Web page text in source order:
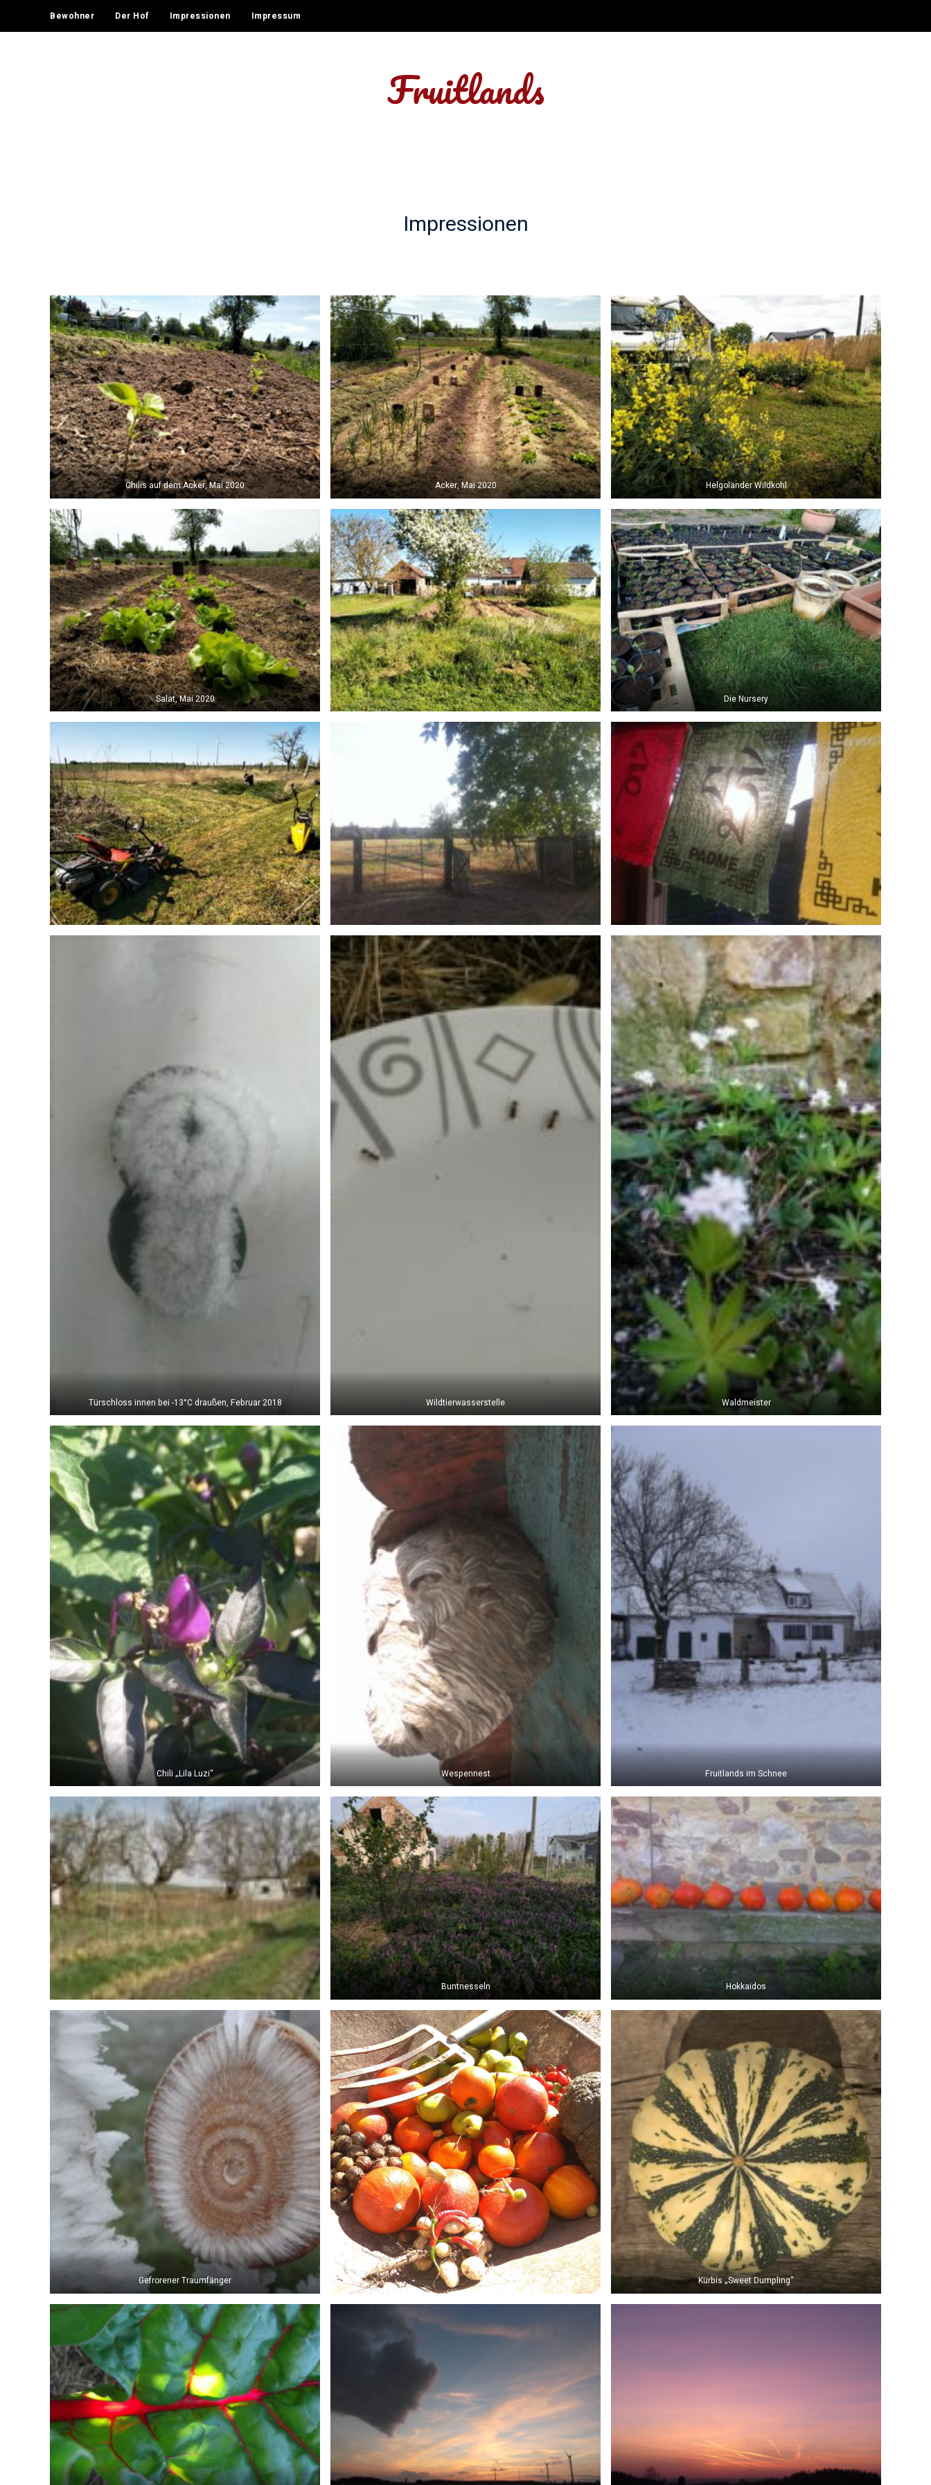
Bewohner Der Hof Impressionen Impressum
Fruitlands
Impressionen
Chilis auf dem Acker, Mai 2020 Acker, Mai 2020 Helgoländer Wildkohl
Salat, Mai 2020 Die Nursery
Türschloss innen bei -13°C draußen, Februar 2018 Wildtierwasserstelle Waldmeister
Chili „Lila Luzi“ Wespennest Fruitlands im Schnee
Buntnesseln Hokkaidos
Gefrorener Traumfänger Kürbis „Sweet Dumpling“